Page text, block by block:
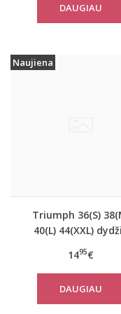
TOP SSL 01 X
DAUGIAU
Naujiena
Triumph 36(S)
40(L) 44(XXL)
moteriška
miego palaidinė
Match TOP SSL 01
1495€
DAUGIAU